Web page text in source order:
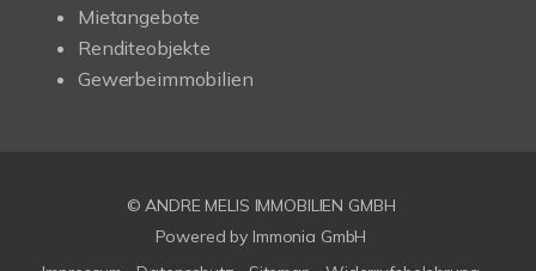
Mietangebote
Renditeobjekte
Gewerbeimmobilien
© ANDRE MELIS IMMOBILIEN GMBH
Powered by Immonia GmbH